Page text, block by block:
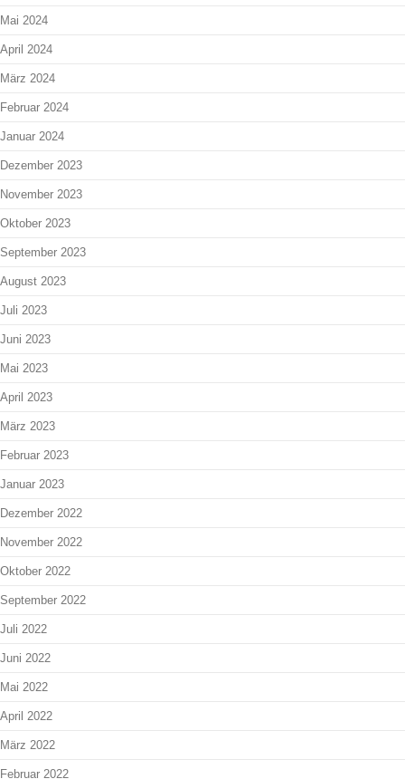
Mai 2024
April 2024
März 2024
Februar 2024
Januar 2024
Dezember 2023
November 2023
Oktober 2023
September 2023
August 2023
Juli 2023
Juni 2023
Mai 2023
April 2023
März 2023
Februar 2023
Januar 2023
Dezember 2022
November 2022
Oktober 2022
September 2022
Juli 2022
Juni 2022
Mai 2022
April 2022
März 2022
Februar 2022